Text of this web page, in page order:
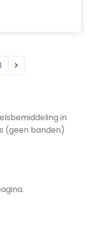
in
(geen banden)
1